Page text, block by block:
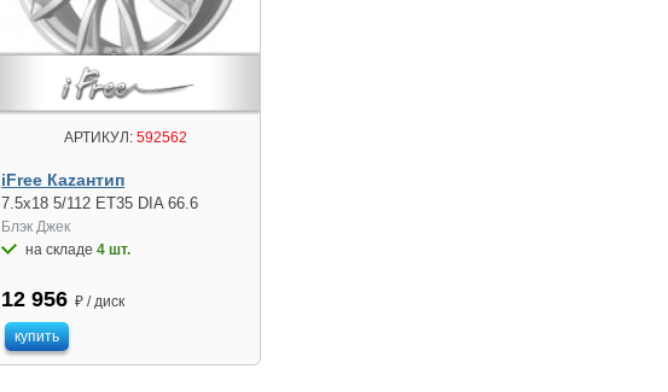
АРТИКУЛ: 592562
iFree Кazaнтип
7.5x18 5/112 ET35 DIA 66.6
Блэк Джек
на складе4 шт.
12 956 ₽ / диск
купить